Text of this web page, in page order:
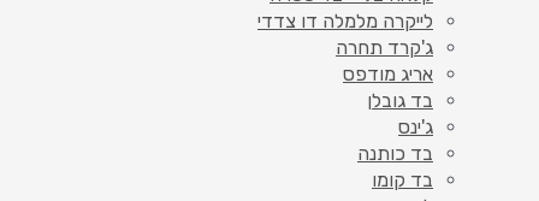
לייקרה מלמלה דו צדדי
ג'קרד תחרה
אריג מודפס
בד גובלן
ג'ינס
בד כותנה
בד קומו